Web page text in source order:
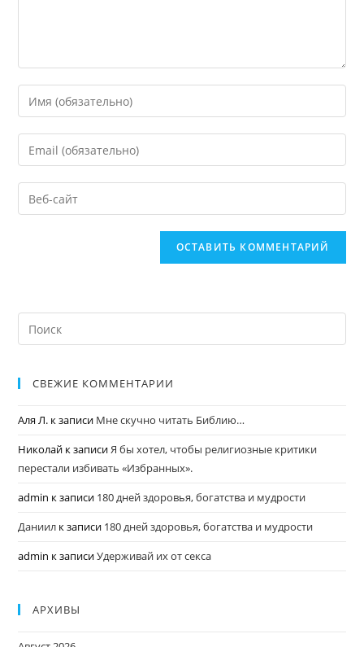
СВЕЖИЕ КОММЕНТАРИИ
Аля Л. к записи Мне скучно читать Библию…
Николай к записиЯ бы хотел, чтобы религиозные критики
перестали избивать «Избранных».
admin к записи 180 дней здоровья, богатства и мудрости
Даниил к записи 180 дней здоровья, богатства и мудрости
admin к записиУдерживай их от секса
АРХИВЫ